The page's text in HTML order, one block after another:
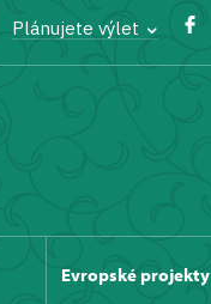
Plánujete výlet
Evropské projekty